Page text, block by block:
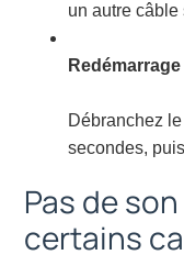
un autre câble
Débranchez
secondes,
Pas de
certains